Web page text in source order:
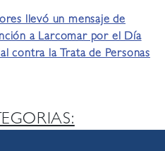
llevó un mensaje de
a Larcomar por el Día
contra la Trata de Personas